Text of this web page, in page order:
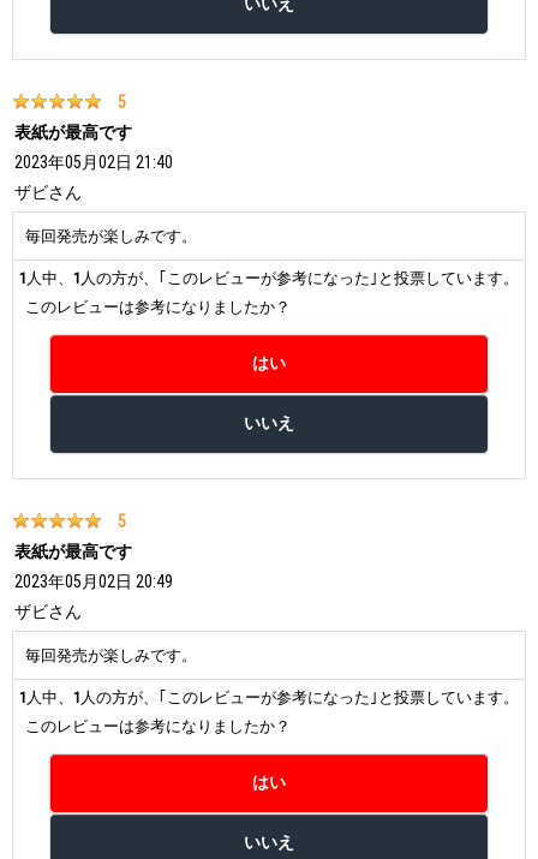
5
表紙が最高です
2023年05月02日 21:40
ザビさん
毎回発売が楽しみです。
1 人中、 1 人の方が、｢このレビューが参考になった｣と投票しています。
このレビューは参考になりましたか？
5
表紙が最高です
2023年05月02日 20:49
ザビさん
毎回発売が楽しみです。
1 人中、 1 人の方が、｢このレビューが参考になった｣と投票しています。
このレビューは参考になりましたか？